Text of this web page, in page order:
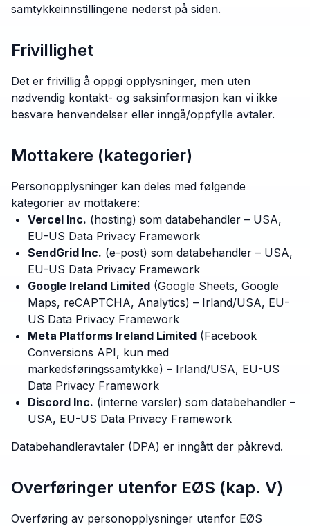
samtykkeinnstillingene nederst på siden.
Frivillighet
Det er frivillig å oppgi opplysninger, men uten
nødvendig kontakt- og saksinformasjon kan vi ikke
besvare henvendelser eller inngå/oppfylle avtaler.
Mottakere (kategorier)
Personopplysninger kan deles med følgende
kategorier av mottakere:
Vercel Inc. (hosting) som databehandler – USA,
EU-US Data Privacy Framework
SendGrid Inc. (e-post) som databehandler – USA,
EU-US Data Privacy Framework
Google Ireland Limited (Google Sheets, Google
Maps, reCAPTCHA, Analytics) – Irland/USA, EU-
US Data Privacy Framework
Meta Platforms Ireland Limited (Facebook
Conversions API, kun med
markedsføringssamtykke) – Irland/USA, EU-US
Data Privacy Framework
Discord Inc. (interne varsler) som databehandler –
USA, EU-US Data Privacy Framework
Databehandleravtaler (DPA) er inngått der påkrevd.
Overføringer utenfor EØS (kap. V)
Overføring av personopplysninger utenfor EØS